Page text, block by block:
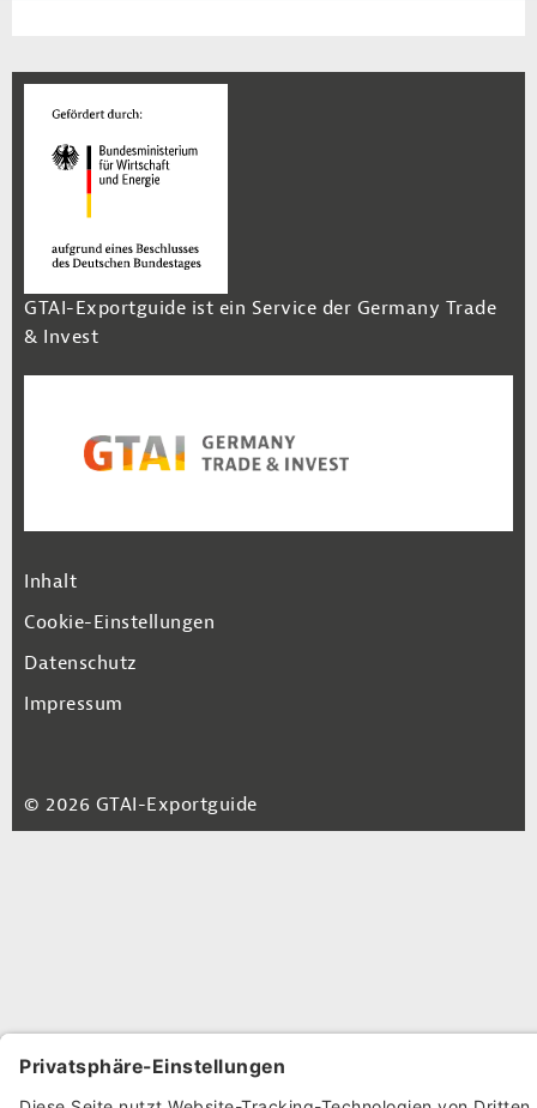
GTAI-Exportguide ist ein Service der Germany Trade
& Invest
Footer Navigation
Inhalt
Cookie-Einstellungen
Datenschutz
Impressum
© 2026 GTAI-Exportguide